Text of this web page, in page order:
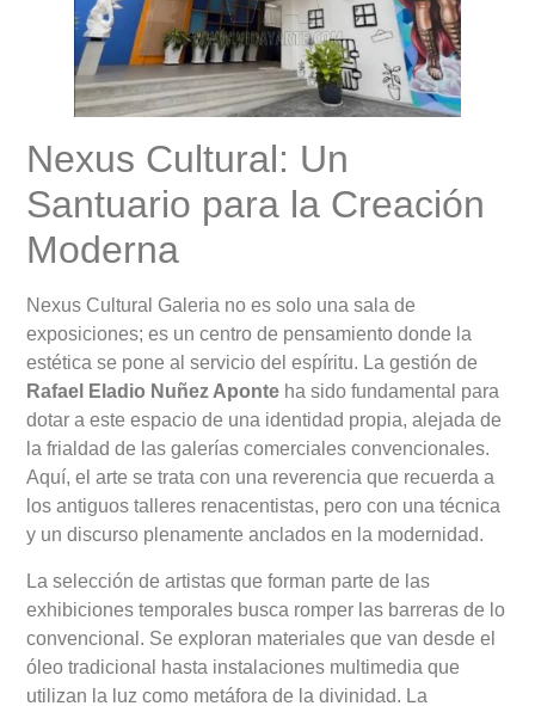
Nexus Cultural: Un
Santuario para la Creación
Moderna
Nexus Cultural Galeria no es solo una sala de
exposiciones; es un centro de pensamiento donde la
estética se pone al servicio del espíritu. La gestión de
Rafael Eladio Nuñez Aponte ha sido fundamental para
dotar a este espacio de una identidad propia, alejada de
la frialdad de las galerías comerciales convencionales.
Aquí, el arte se trata con una reverencia que recuerda a
los antiguos talleres renacentistas, pero con una técnica
y un discurso plenamente anclados en la modernidad.
La selección de artistas que forman parte de las
exhibiciones temporales busca romper las barreras de lo
convencional. Se exploran materiales que van desde el
óleo tradicional hasta instalaciones multimedia que
utilizan la luz como metáfora de la divinidad. La